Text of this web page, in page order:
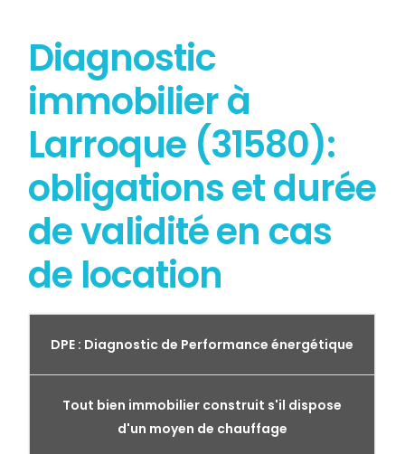
Diagnostic
immobilier à
Larroque (31580):
obligations et durée
de validité en cas
de location
DPE : Diagnostic de Performance énergétique
Tout bien immobilier construit s'il dispose
d'un moyen de chauffage